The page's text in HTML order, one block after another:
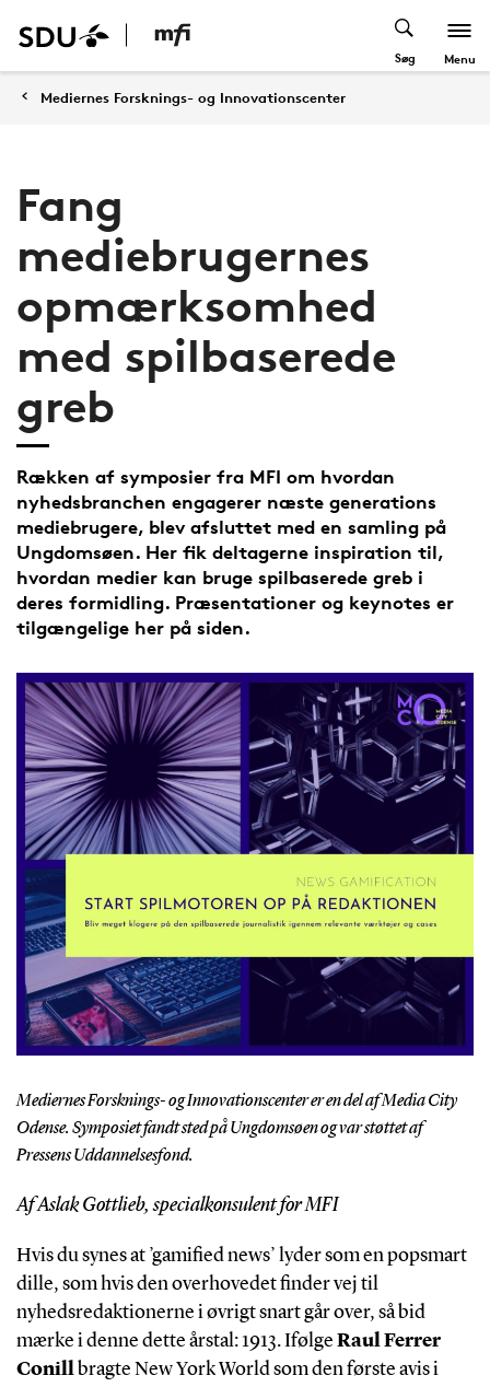
Søg Menu
Mediernes Forsknings- og Innovationscenter
Fang
mediebrugernes
opmærksomhed
med spilbaserede
greb
Rækken af symposier fra MFI om hvordan
nyhedsbranchen engagerer næste generations
mediebrugere, blev afsluttet med en samling på
Ungdomsøen. Her fik deltagerne inspiration til,
hvordan medier kan bruge spilbaserede greb i
deres formidling. Præsentationer og keynotes er
tilgængelige her på siden.
Mediernes Forsknings- og Innovationscenter er en del af Media City
Odense. Symposiet fandt sted på Ungdomsøen og var støttet af
Pressens Uddannelsesfond.
Af Aslak Gottlieb, specialkonsulent for MFI
Hvis du synes at ’gamified news’ lyder som en popsmart
dille, som hvis den overhovedet finder vej til
nyhedsredaktionerne i øvrigt snart går over, så bid
mærke i denne dette årstal: 1913. Ifølge Raul Ferrer
Conillbragte New York World som den første avis i